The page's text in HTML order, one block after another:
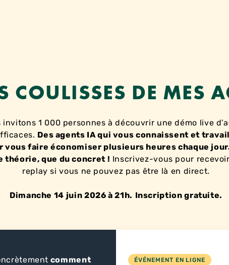
COULISSES DE MES
invitons 1 000 personnes à découvrir une démo live
Des agents IA qui vous connaissent et
vous faire économiser plusieurs heures chaque
théorie, que du concret ! Inscrivez-vous pour
replay si vous ne pouvez pas être là en direct.
Dimanche 14 juin 2026 à 21h. Inscription gratuite.
comment
ÉVÉNEMENT EN LIGNE